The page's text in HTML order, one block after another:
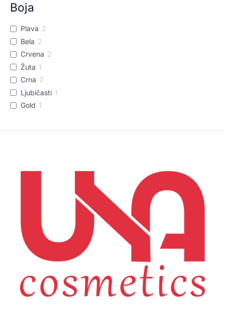
Boja
Plava 2
Bela 2
Crvena 2
Žuta 1
Crna 2
Ljubičasti 1
Gold 1